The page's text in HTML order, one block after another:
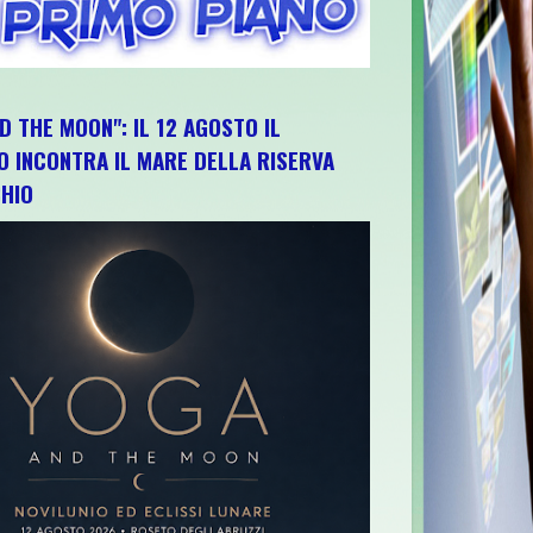
THE MOON": IL 12 AGOSTO IL
INCONTRA IL MARE DELLA RISERVA